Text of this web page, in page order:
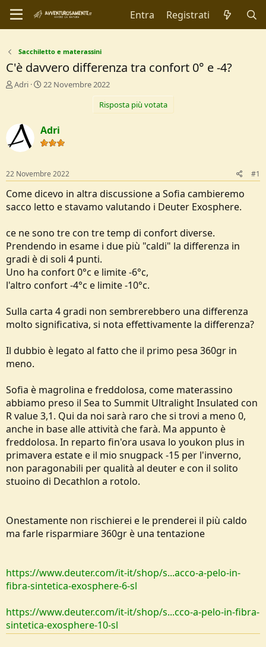
Entra Registrati
Sacchiletto e materassini
C'è davvero differenza tra confort 0° e -4?
C
t
o
r
D
i
s
u
s
i
o
n
e
Adri
D
d
i
I
z
i
o
22 Novembre 2022
Risposta più votata
Adri
22 Novembre 2022 #1
Come dicevo in altra discussione a Sofia cambieremo
sacco letto e stavamo valutando i Deuter Exosphere.
ce ne sono tre con tre temp di confort diverse.
Prendendo in esame i due più "caldi" la differenza in
gradi è di soli 4 punti.
Uno ha confort 0°c e limite -6°c,
l'altro confort -4°c e limite -10°c.
Sulla carta 4 gradi non sembrerebbero una differenza
molto significativa, si nota effettivamente la differenza?
Il dubbio è legato al fatto che il primo pesa 360gr in
meno.
Sofia è magrolina e freddolosa, come materassino
abbiamo preso il Sea to Summit Ultralight Insulated con
R value 3,1. Qui da noi sarà raro che si trovi a meno 0,
anche in base alle attività che farà. Ma appunto è
freddolosa. In reparto fin'ora usava lo youkon plus in
primavera estate e il mio snugpack -15 per l'inverno,
non paragonabili per qualità al deuter e con il solito
stuoino di Decathlon a rotolo.
Onestamente non rischierei e le prenderei il più caldo
ma farle risparmiare 360gr è una tentazione
https://www.deuter.com/it-it/shop/s...acco-a-pelo-in-
fibra-sintetica-exosphere-6-sl
https://www.deuter.com/it-it/shop/s...cco-a-pelo-in-fibra-
sintetica-exosphere-10-sl